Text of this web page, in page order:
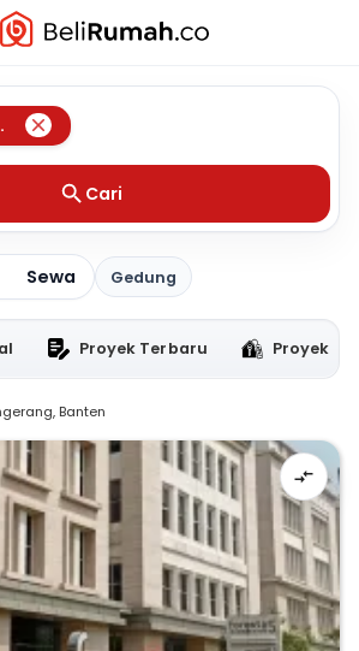
Cari
Sewa Gedung
Proyek Terbaru Proyek
Banten